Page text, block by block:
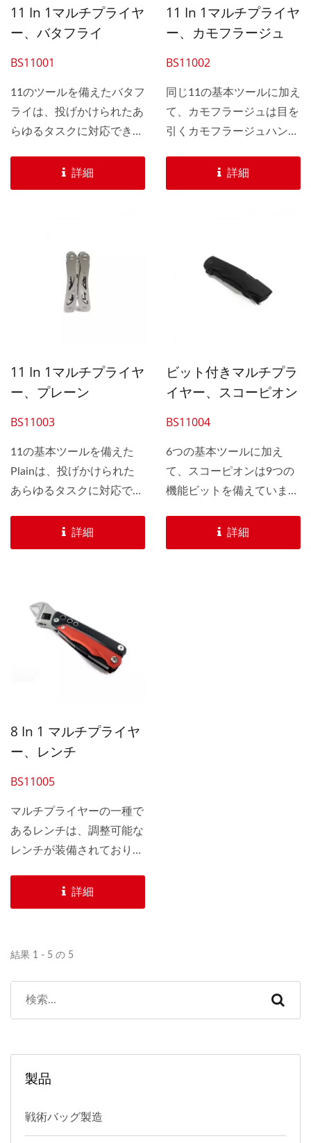
11 In 1マルチプライヤ
ー、バタフライ
BS11001
11のツールを備えたバタフ
ライは、投げかけられたあ
らゆるタスクに対応できる
詳細
11 In 1マルチプライヤ
ー、カモフラージュ
BS11002
同じ11の基本ツールに加え
て、カモフラージュは目を
引くカモフラージュハンド
詳細
11 In 1マルチプライヤ
ー、プレーン
BS11003
11の基本ツールを備えた
Plainは、投げかけられた
あらゆるタスクに対応でき
詳細
ビット付きマルチプラ
イヤー、スコーピオン
BS11004
6つの基本ツールに加え
て、スコーピオンは9つの
機能ビットを備えていま
詳細
8 In 1 マルチプライヤ
ー、レンチ
BS11005
マルチプライヤーの一種で
あるレンチは、調整可能な
レンチが装備されており、
題を解決できます。...
詳細
結果 1 - 5 の 5
製品
戦術バッグ製造